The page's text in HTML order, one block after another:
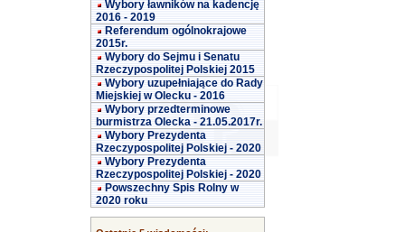
Wybory ławników na kadencję
2016 - 2019
Referendum ogólnokrajowe
2015r.
Wybory do Sejmu i Senatu
Rzeczypospolitej Polskiej 2015
Wybory uzupełniające do Rady
Miejskiej w Olecku - 2016
Wybory przedterminowe
burmistrza Olecka - 21.05.2017r.
Wybory Prezydenta
Rzeczypospolitej Polskiej - 2020
Wybory Prezydenta
Rzeczypospolitej Polskiej - 2020
Powszechny Spis Rolny w
2020 roku